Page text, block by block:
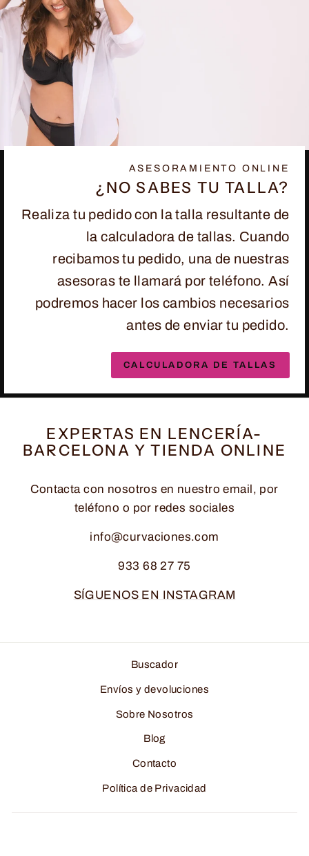
ASESORAMIENTO ONLINE
¿NO SABES TU TALLA?
Realiza tu pedido con la talla resultante de
la calculadora de tallas. Cuando
recibamos tu pedido, una de nuestras
asesoras te llamará por teléfono. Así
podremos hacer los cambios necesarios
antes de enviar tu pedido.
CALCULADORA DE TALLAS
EXPERTAS EN LENCERÍA-
BARCELONA Y TIENDA ONLINE
Contacta con nosotros en nuestro email, por
teléfono o por redes sociales
info@curvaciones.com
933 68 27 75
SÍGUENOS EN INSTAGRAM
Buscador
Envíos y devoluciones
Sobre Nosotros
Blog
Contacto
Política de Privacidad